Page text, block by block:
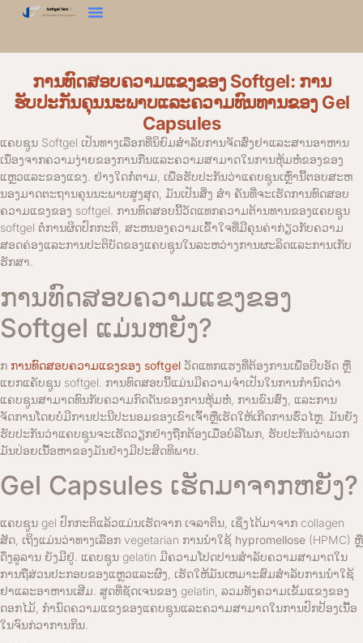
ການທົດສອບຄວາມແຂງຂອງ Softgel: ການ
ຮັບປະກັນຄຸນນະພາບແລະຄວາມທົນທານຂອງ Gel
Capsules
ແຄບຊູນ Softgel ເປັນທາງເລືອກທີ່ນິຍົມສໍາລັບການຈັດສົ່ງຢາແລະສານອາຫານ
ເນື່ອງຈາກຄວາມງ່າຍຂອງການກືນແລະຄວາມສາມາດໃນການຫຸ້ມຫໍ່ຂອງຂອງ
ແຫຼວແລະຂອງແຂງ. ຢ່າງໃດກໍ່ຕາມ, ເພື່ອຮັບປະກັນວ່າແຄບຊູນເຫຼົ່ານີ້ຕອບສະຫ
ນອງມາດຕະຖານຄຸນນະພາບສູງສຸດ, ມັນເປັນສິ່ງ ສຳ ຄັນທີ່ຈະເຮັດການທົດສອບ
ຄວາມແຂງຂອງ softgel. ການທົດສອບນີ້ວັດແທກຄວາມຕ້ານທານຂອງແຄບຊູນ
softgel ຕໍ່ການຜິດປົກກະຕິ, ສະຫນອງຄວາມເຂົ້າໃຈທີ່ມີຄຸນຄ່າກ່ຽວກັບຄວາມ
ສອດຄ່ອງແລະການປະຕິບັດຂອງແຄບຊູນໃນລະຫວ່າງການຜະລິດແລະການເກັບ
ຮັກສາ.
ການທົດສອບຄວາມແຂງຂອງ
Softgel ແມ່ນຫຍັງ?
ກ ການທົດສອບຄວາມແຂງຂອງ softgel ວັດແທກແຮງທີ່ຕ້ອງການເພື່ອບີບອັດ ຫຼື
ແຍກແຄັບຊູນ softgel. ການທົດສອບນີ້ແມ່ນມີຄວາມຈໍາເປັນໃນການກໍານົດວ່າ
ແຄບຊູນສາມາດທົນກັບຄວາມກົດດັນຂອງການຫຸ້ມຫໍ່, ການຂົນສົ່ງ, ແລະການ
ຈັດການໂດຍບໍ່ມີການປະນີປະນອມຂອງເຂົາເຈົ້າຫຼືເຮັດໃຫ້ເກີດການຮົ່ວໄຫຼ. ມັນຍັງ
ຮັບປະກັນວ່າແຄບຊູນຈະເຮັດວຽກຢ່າງຖືກຕ້ອງເມື່ອບໍລິໂພກ, ຮັບປະກັນວ່າພວກ
ມັນປ່ອຍເນື້ອຫາຂອງມັນຢ່າງມີປະສິດທິພາບ.
Gel Capsules ເຮັດມາຈາກຫຍັງ?
ແຄບຊູນ gel ປົກກະຕິແລ້ວແມ່ນເຮັດຈາກ ເຈລາຕິນ , ເຊິ່ງໄດ້ມາຈາກ collagen
ສັດ, ເຖິງແມ່ນວ່າທາງເລືອກ vegetarian ການນໍາໃຊ້ hypromellose (HPMC) ຫຼື
ດຶງລູລານ ຍັງມີຢູ່. ແຄບຊູນ gelatin ມີຄວາມໂປດປານສໍາລັບຄວາມສາມາດໃນ
ການຖືສ່ວນປະກອບຂອງແຫຼວແລະຜົງ, ເຮັດໃຫ້ມັນເຫມາະສົມສໍາລັບການນໍາໃຊ້
ຢາແລະອາຫານເສີມ. ສູດທີ່ຊັດເຈນຂອງ gelatin, ລວມທັງຄວາມເຂັ້ມແຂງຂອງ
ດອກໄມ້, ກໍານົດຄວາມແຂງຂອງແຄບຊູນແລະຄວາມສາມາດໃນການປົກປ້ອງເນື້ອ
ໃນຈົນກ່ວາການກິນ.